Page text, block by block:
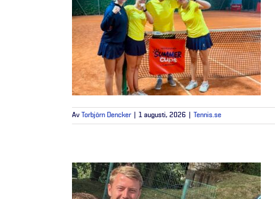
Av Torbjörn Dencker 1 augusti, 2026 Tennis.se